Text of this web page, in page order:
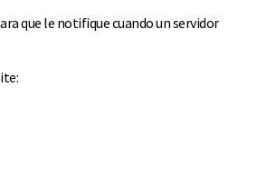
que le notifique cuando un servidor